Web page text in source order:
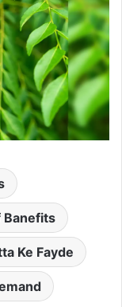
Banefits
Ke Fayde